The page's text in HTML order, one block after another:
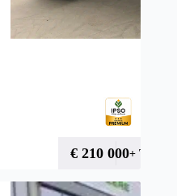
€ 210 000+ TVA